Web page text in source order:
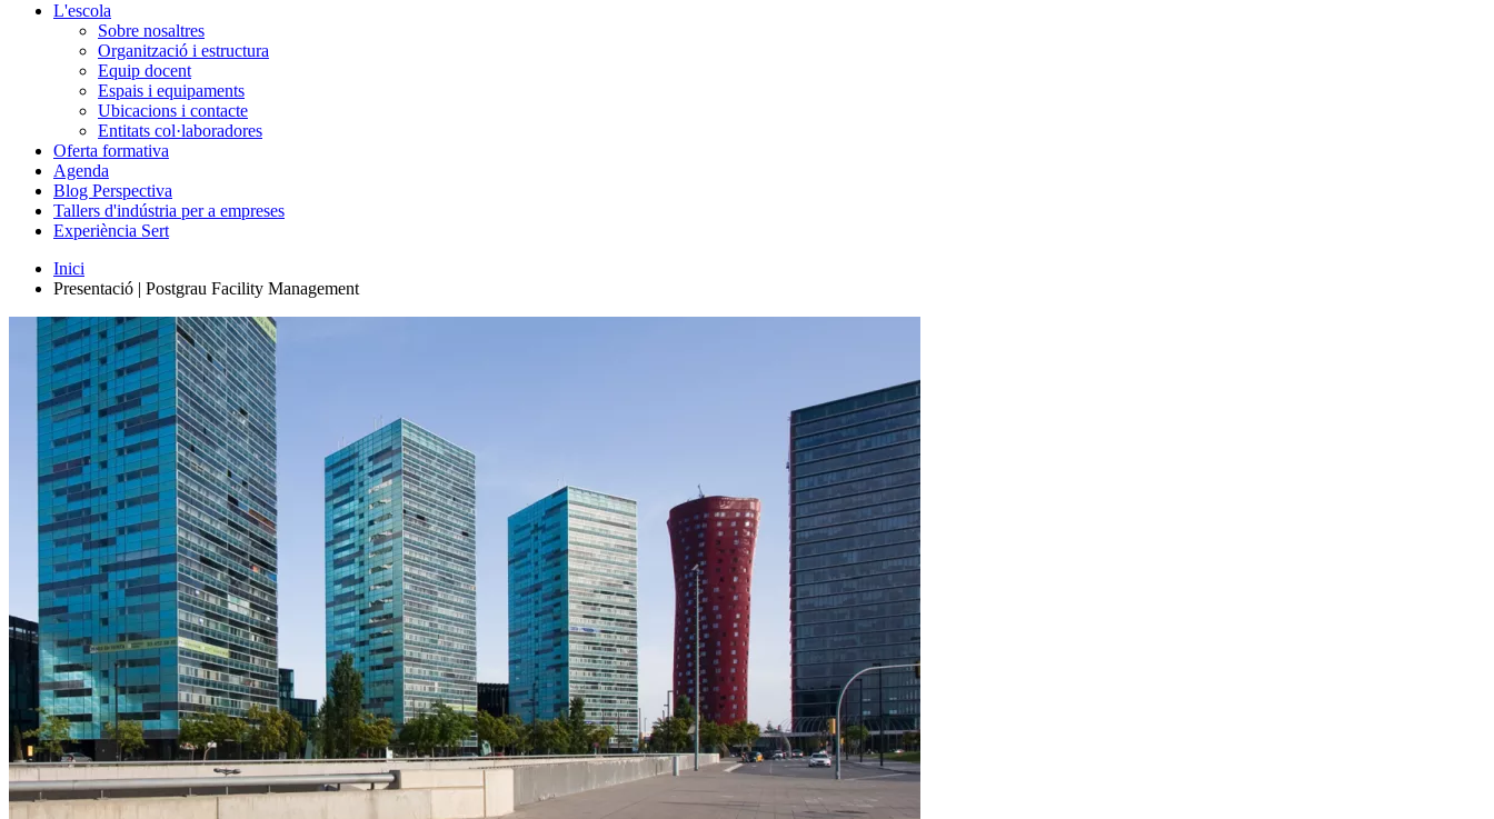
L'escola
Sobre nosaltres
Organització i estructura
Equip docent
Espais i equipaments
Ubicacions i contacte
Entitats col·laboradores
Oferta formativa
Agenda
Blog Perspectiva
Tallers d'indústria per a empreses
Experiència Sert
Inici
Presentació | Postgrau Facility Management